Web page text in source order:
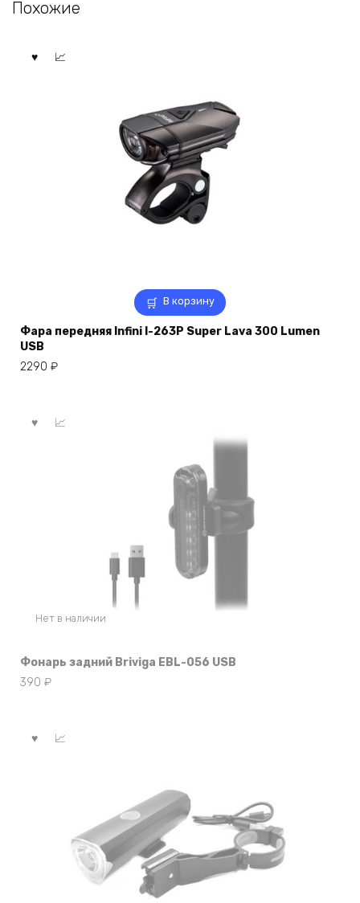
Похожие
В корзину
Фара передняя Infini I-263P Super Lava 300 Lumen
USB
2290 ₽
Нет в наличии
Фонарь задний Briviga EBL-056 USB
390 ₽